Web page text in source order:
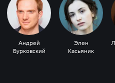
Андрей
Бурковский
Элен
Касьяник